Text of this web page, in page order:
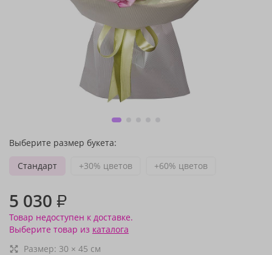
Выберите размер букета:
Стандарт
+30% цветов +60% цветов
5 030 ₽
Товар недоступен к доставке.
Выберите товар из каталога
Размер: 30 × 45 см